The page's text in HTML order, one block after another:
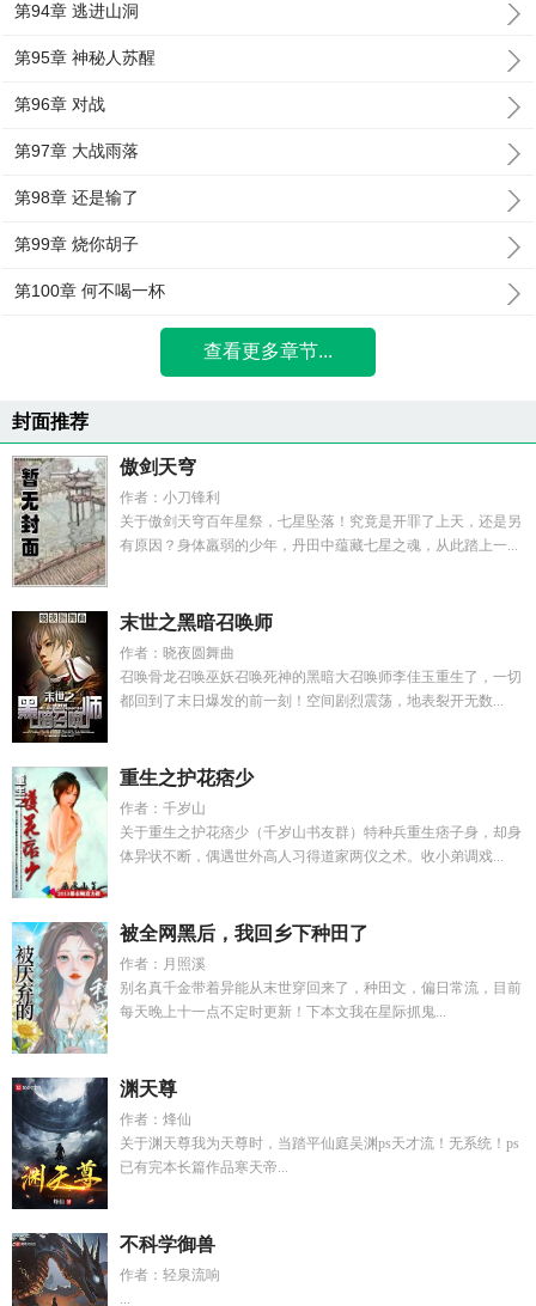
第94章 逃进山洞
第95章 神秘人苏醒
第96章 对战
第97章 大战雨落
第98章 还是输了
第99章 烧你胡子
第100章 何不喝一杯
查看更多章节...
封面推荐
傲剑天穹
作者：小刀锋利
关于傲剑天穹百年星祭，七星坠落！究竟是开罪了上天，还是另
有原因？身体羸弱的少年，丹田中蕴藏七星之魂，从此踏上一...
末世之黑暗召唤师
作者：晓夜圆舞曲
召唤骨龙召唤巫妖召唤死神的黑暗大召唤师李佳玉重生了，一切
都回到了末日爆发的前一刻！空间剧烈震荡，地表裂开无数...
重生之护花痞少
作者：千岁山
关于重生之护花痞少（千岁山书友群）特种兵重生痞子身，却身
体异状不断，偶遇世外高人习得道家两仪之术。收小弟调戏...
被全网黑后，我回乡下种田了
作者：月照溪
别名真千金带着异能从末世穿回来了，种田文，偏日常流，目前
每天晚上十一点不定时更新！下本文我在星际抓鬼...
渊天尊
作者：烽仙
关于渊天尊我为天尊时，当踏平仙庭吴渊ps天才流！无系统！ps
已有完本长篇作品寒天帝...
不科学御兽
作者：轻泉流响
...